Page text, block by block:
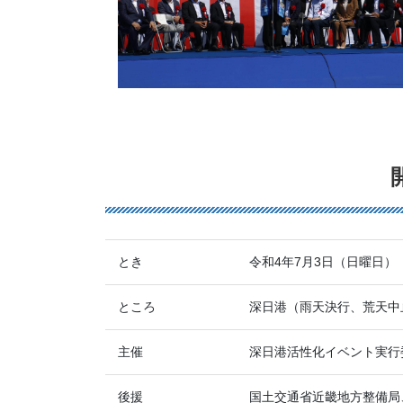
とき 令和4年7月3日（日曜日
ところ 深日港（雨天決行、荒天中
主催 深日港活性化イベント実
後援 国土交通省近畿地方整備